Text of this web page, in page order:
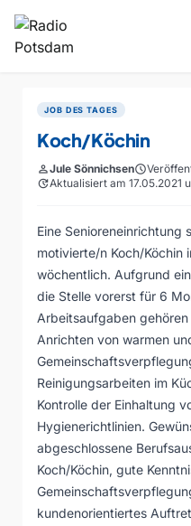
JOB DES TAGES
Koch/Köchin
personJule Sönnichsenschedule
updateAktualisiert am 17.05.2021
Eine Senioreneinrichtung
motivierte/n Koch/Köchin
wöchentlich. Aufgrund
die Stelle vorerst für 6
Arbeitsaufgaben
Anrichten von warmen
Reinigungsarbeiten im
Kontrolle der Einhaltung
Hygienerichtlinien.
abgeschlossene
Koch/Köchin, gute
kundenorientiertes